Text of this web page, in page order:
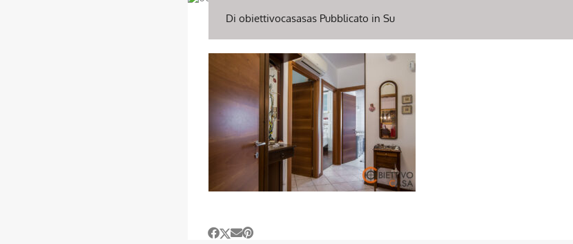
Di obiettivocasasasPubblicato in Su